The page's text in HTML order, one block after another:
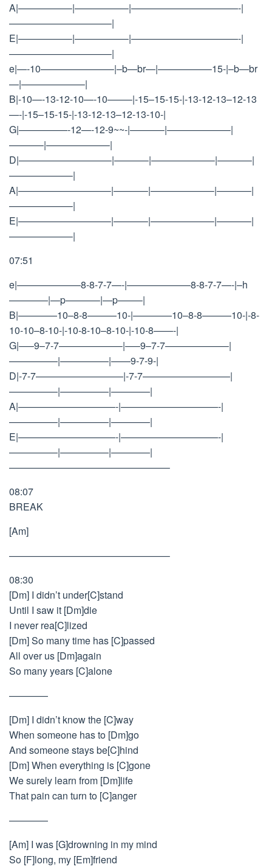
A|—————–|—————–|———————————-|
——————————–|
E|—————–|—————–|———————————-|
——————————–|
e|—-10———————–|–b—br—|—————–15-|–b—br
—|——————–|
B|-10—-13-12-10—-10——–|-15–15-15-|-13-12-13–12-13
—-|-15–15-15-|-13-12-13–12-13-10-|
G|—————-12—-12-9~~-|———–|——————–|
———–|——————–|
D|—————————–|———–|——————–|———–|
——————–|
A|—————————–|———–|——————–|———–|
——————–|
E|—————————–|———–|——————–|———–|
——————–|
07:51
e|——————–8-8-7-7—-|——————–8-8-7-7—-|–h
————|—p———–|—p——–|
B|————10–8-8———10-|————10–8-8———10-|-8-
10-10–8-10-|-10-8-10–8-10-|-10-8——-|
G|—–9–7-7——————–|—–9–7-7——————–|
—————|—————|——9-7-9-|
D|-7-7—————————|-7-7—————————|
—————|—————|————|
A|——————————-|——————————-|
—————|—————|————|
E|——————————-|——————————-|
—————|—————|————|
————————————————–
08:07
BREAK
[Am]
————————————————–
08:30
[Dm] I didn’t under[C]stand
Until I saw it [Dm]die
I never rea[C]lized
[Dm] So many time has [C]passed
All over us [Dm]again
So many years [C]alone
————
[Dm] I didn’t know the [C]way
When someone has to [Dm]go
And someone stays be[C]hind
[Dm] When everything is [C]gone
We surely learn from [Dm]life
That pain can turn to [C]anger
————
[Am] I was [G]drowning in my mind
So [F]long, my [Em]friend